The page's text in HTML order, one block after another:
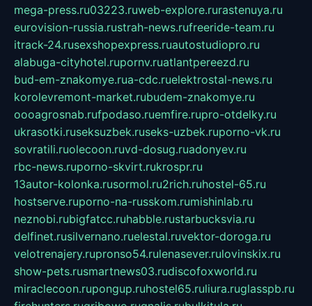
mega-press.ru03223.ruweb-explore.rurastenuya.ru
eurovision-russia.rustrah-news.rufreeride-team.ru
itrack-24.rusexshopexpress.ruautostudiopro.ru
alabuga-cityhotel.rupornv.ruatlantpereezd.ru
bud-em-znakomye.rua-cdc.ruelektrostal-news.ru
korolevremont-market.rubudem-znakomye.ru
oooagrosnab.rufpodaso.ruemfire.rupro-otdelky.ru
ukrasotki.ruseksuzbek.ruseks-uzbek.ruporno-vk.ru
sovratili.ruolecoon.ruvd-dosug.ruadonyev.ru
rbc-news.ruporno-skvirt.rukrospr.ru
13autor-kolonka.rusormol.ru2rich.ruhostel-65.ru
hostserve.ruporno-na-russkom.rumishinlab.ru
neznobi.rubigfatcc.ruhabble.rustarbucksvia.ru
delfinet.rusilvernano.ruelestal.ruvektor-doroga.ru
velotrenajery.rupronso54.rulenasever.rulovinskix.ru
show-pets.rusmartnews03.rudiscofoxworld.ru
miraclecoon.rupongup.ruhostel65.ruliura.ruglasspb.ru